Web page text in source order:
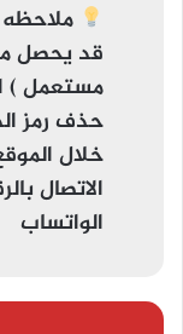
قد يحصل
مستعمل )
خلال
الاتصال
الواتساب